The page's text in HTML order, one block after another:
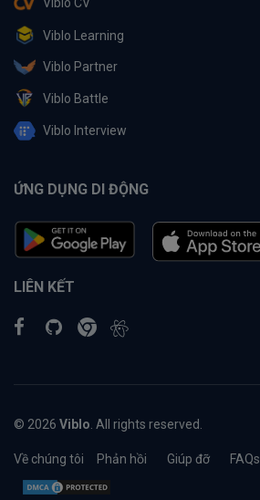
Viblo Learning
Viblo Partner
Viblo Battle
Viblo Interview
ỨNG DỤNG DI ĐỘNG
LIÊN KẾT
© 2026 Viblo . All rights reserved.
Về chúng tôi Phản hồi Giúp đỡ FAQs